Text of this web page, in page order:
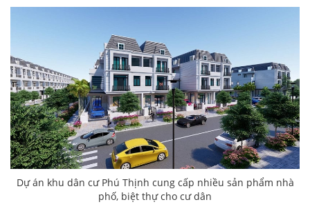
Dự án khu dân cư Phú Thịnh cung cấp nhiều sản phẩm nhà
phố, biệt thự cho cư dân